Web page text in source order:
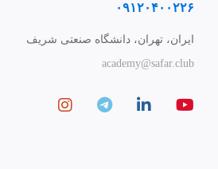
۰۹۱۲۰۴۰۰۲۲۶
ایران، تهران، دانشگاه صنعتی شریف
academy@safar.club